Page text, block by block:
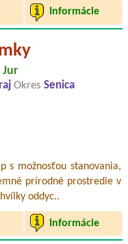
Informácie
Jur
Okres Senica
s možnosťou stanovania,
prírodné prostredie v
oddyc..
Informácie